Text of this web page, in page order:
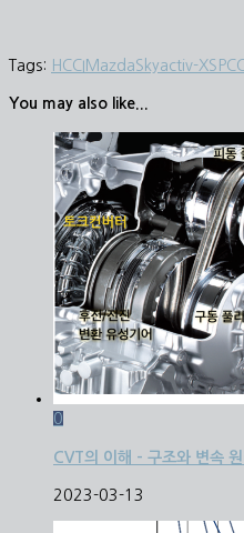
Tags: HCCI MazdaSkyactiv-X
You may also like...
0
CVT의 이해 – 구조와 변속 원
2023-03-13